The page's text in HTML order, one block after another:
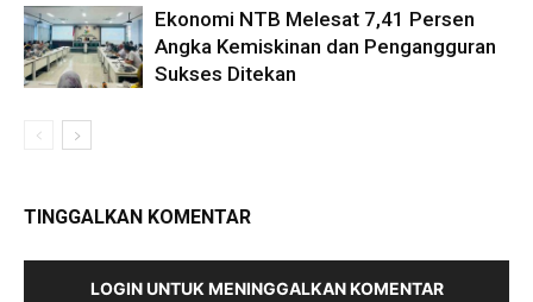
Ekonomi NTB Melesat 7,41 Persen
Angka Kemiskinan dan Pengangguran
Sukses Ditekan
TINGGALKAN KOMENTAR
LOGIN UNTUK MENINGGALKAN KOMENTAR